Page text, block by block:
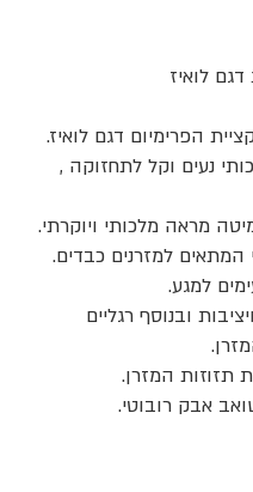
הפרימיום דגם לואיז.
נעים וקל לתחזוקה ,
מראה מלכותי ויוקרתי.
המתאים למזרנים כבדים.
למגע.
ויציבות ובנוסף רגליים
תזוזות המזרן.
אבק רובוטי.